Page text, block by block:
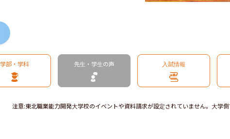
学部・学科 先生・学生の声 入試情報
注意:東北職業能力開発大学校のイベントや資料請求が設定されていません。大学